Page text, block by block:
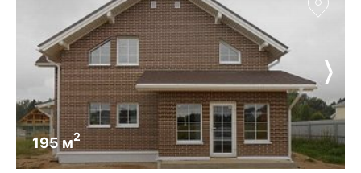
195 м2